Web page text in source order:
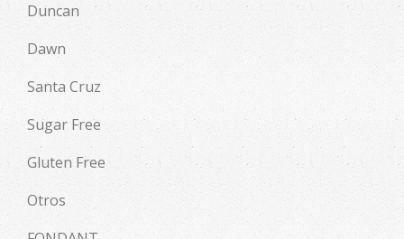
Duncan
Dawn
Santa Cruz
Sugar Free
Gluten Free
Otros